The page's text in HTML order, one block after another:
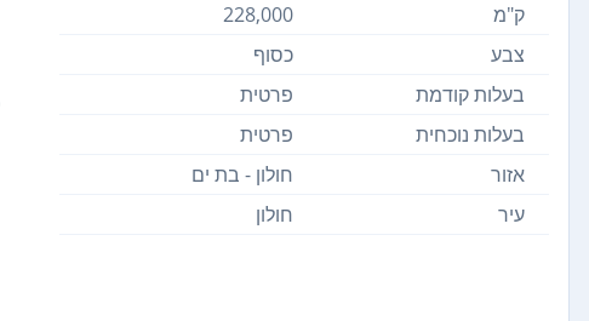
ק"מ
228,000
צבע
כסוף
בעלות קודמת
פרטית
בעלות נוכחית
פרטית
אזור
חולון - בת ים
עיר
חולון